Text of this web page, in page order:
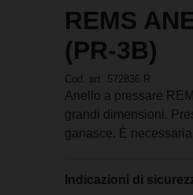
REMS
(PR-3B)
Cod. art. 572836 R
Anello a pressare
grandi dimensioni.
ganasce. È
Indicazioni di